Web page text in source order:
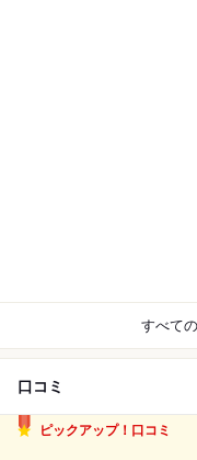
すべて
口コミ
ピックアップ！口コミ